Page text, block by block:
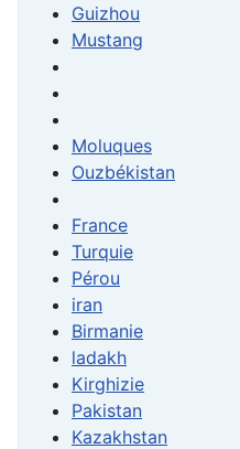
Guizhou
Mustang
Moluques
Ouzbékistan
France
Turquie
Pérou
iran
Birmanie
ladakh
Kirghizie
Pakistan
Kazakhstan